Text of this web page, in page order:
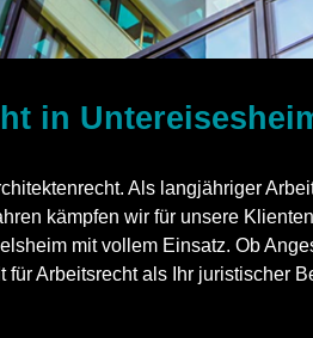
in
Als langjähriger
kämpfen wir für unsere
mit vollem Einsatz. Ob
Arbeitsrecht als Ihr juristischer